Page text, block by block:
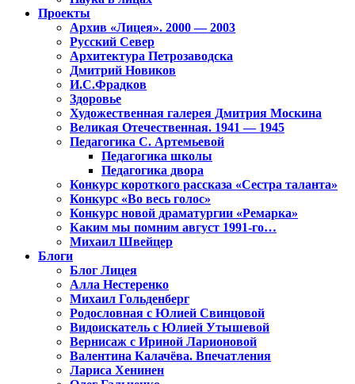
Проекты
Архив «Лицея». 2000 — 2003
Русский Север
Архитектура Петрозаводска
Дмитрий Новиков
И.С.Фрадков
Здоровье
Художественная галерея Дмитрия Москина
Великая Отечественная. 1941 — 1945
Педагогика С. Артемьевой
Педагогика школы
Педагогика двора
Конкурс короткого рассказа «Сестра таланта»
Конкурс «Во весь голос»
Конкурс новой драматургии «Ремарка»
Каким мы помним август 1991-го…
Михаил Швейцер
Блоги
Блог Лицея
Алла Нестеренко
Михаил Гольденберг
Родословная с Юлией Свинцовой
Видоискатель с Юлией Утышевой
Вернисаж с Ириной Ларионовой
Валентина Калачёва. Впечатления
Лариса Хенинен